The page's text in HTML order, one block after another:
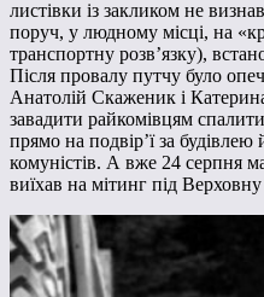
листівки із закликом не
поруч, у людному місці, на
транспортну розв’язку),
Після провалу путчу було
Анатолій Скаженик і
завадити райкомівцям
прямо на подвір’ї за будівлею
комуністів. А вже 24 серпня
виїхав на мітинг під Верховну